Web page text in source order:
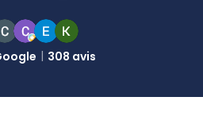
308 avis